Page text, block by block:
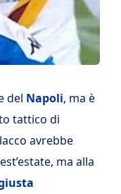
del Napoli, ma è
tattico di
avrebbe
ma alla